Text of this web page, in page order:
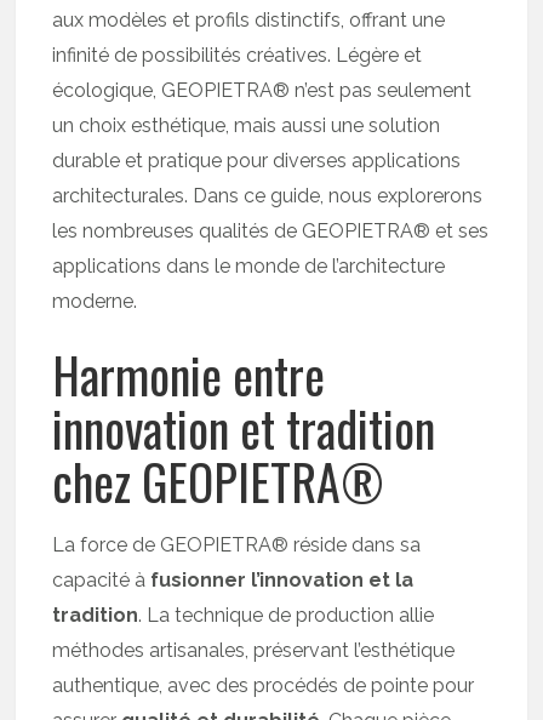
aux modèles et profils distinctifs, offrant une
infinité de possibilités créatives. Légère et
écologique, GEOPIETRA® n’est pas seulement
un choix esthétique, mais aussi une solution
durable et pratique pour diverses applications
architecturales. Dans ce guide, nous explorerons
les nombreuses qualités de GEOPIETRA® et ses
applications dans le monde de l’architecture
moderne.
Harmonie entre
innovation et tradition
chez GEOPIETRA®
La force de GEOPIETRA® réside dans sa
capacité à fusionner l’innovation et la
tradition. La technique de production allie
méthodes artisanales, préservant l’esthétique
authentique, avec des procédés de pointe pour